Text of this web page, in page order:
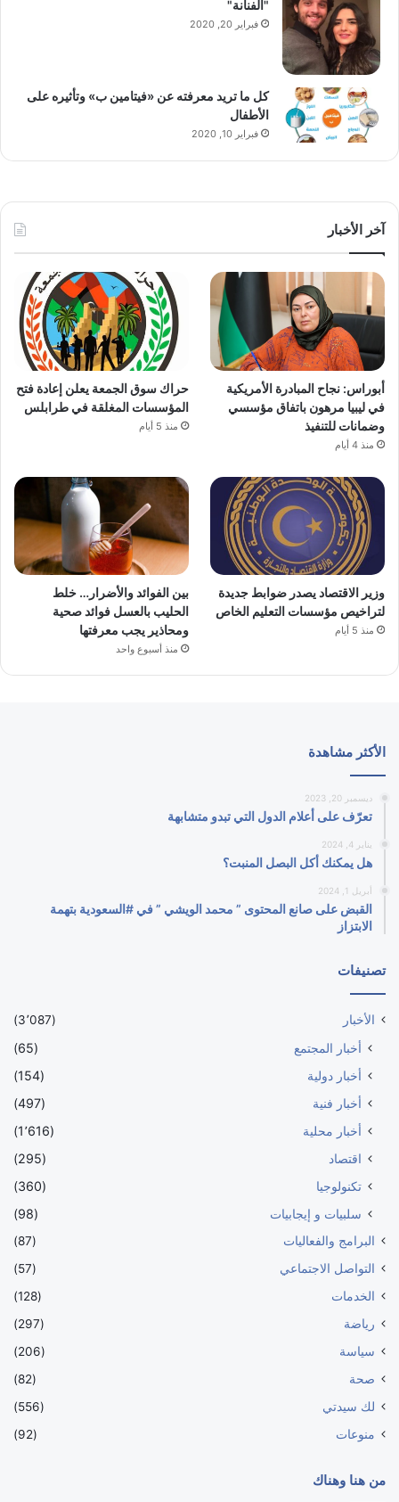
"الفنانة"
فبراير 20, 2020
كل ما تريد معرفته عن «فيتامين ب» وتأثيره على
الأطفال
فبراير 10, 2020
آخر الأخبار
أبوراس: نجاح المبادرة الأمريكية
في ليبيا مرهون باتفاق مؤسسي
وضمانات للتنفيذ
منذ 4 أيام
حراك سوق الجمعة يعلن إعادة فتح
المؤسسات المغلقة في طرابلس
منذ 5 أيام
وزير الاقتصاد يصدر ضوابط جديدة
لتراخيص مؤسسات التعليم الخاص
منذ 5 أيام
بين الفوائد والأضرار… خلط
الحليب بالعسل فوائد صحية
ومحاذير يجب معرفتها
منذ أسبوع واحد
الأكثر مشاهدة
ديسمبر 20, 2023
تعرّف على أعلام الدول التي تبدو متشابهة
يناير 4, 2024
هل يمكنك أكل البصل المنبت؟
أبريل 1, 2024
القبض على صانع المحتوى ” محمد الويشي ” في #السعودية بتهمة
الابتزاز
تصنيفات
الأخبار (3٬087)
أخبار المجتمع
(65)
أخبار دولية
(154)
أخبار فنية
(497)
أخبار محلية
(1٬616)
اقتصاد
(295)
تكنولوجيا
(360)
سلبيات و إيجابيات
(98)
البرامج والفعاليات
(87)
التواصل الاجتماعي
(57)
الخدمات
(128)
رياضة
(297)
سياسة
(206)
صحة
(82)
لك سيدتي
(556)
منوعات
(92)
من هنا وهناك